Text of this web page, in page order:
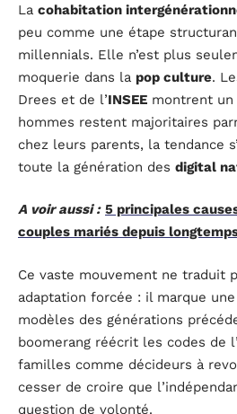
La cohabitation
peu comme une étape
millennials. Elle n’est plus
moquerie dans la pop culture.
Drees et de l’INSEE montrent
hommes restent majoritaires
chez leurs parents, la tendance
toute la génération des digital
A voir aussi : 5 principales
couples mariés depuis
Ce vaste mouvement ne traduit
adaptation forcée : il marque
modèles des générations
boomerang réécrit les codes de
familles comme décideurs à
cesser de croire que
question de volonté.